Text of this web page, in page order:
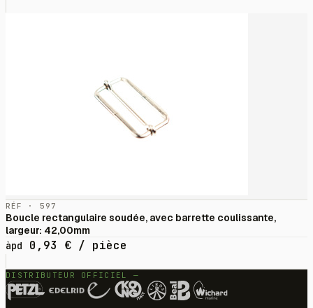
RÉF · 597
Boucle rectangulaire soudée, avec barrette coulissante,
largeur: 42,00mm
àpd
0,93 € / pièce
DISTRIBUTEUR OFFICIEL —